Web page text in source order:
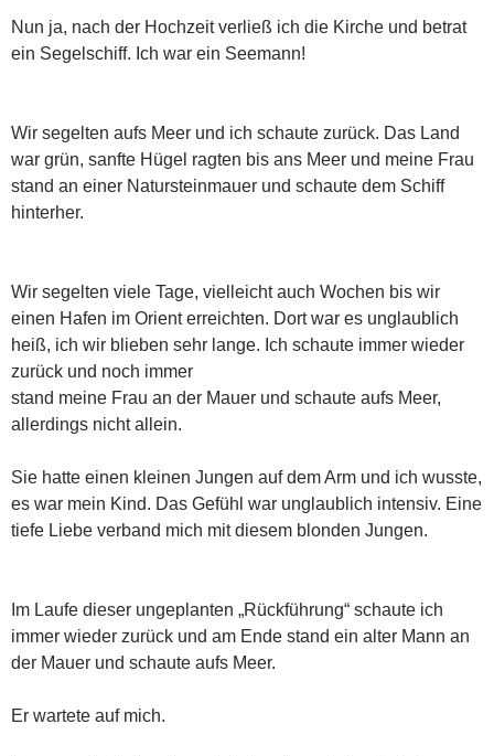
Nun ja, nach der Hochzeit verließ ich die Kirche und betrat
ein Segelschiff. Ich war ein Seemann!
Wir segelten aufs Meer und ich schaute zurück. Das Land
war grün, sanfte Hügel ragten bis ans Meer und meine Frau
stand an einer Natursteinmauer und schaute dem Schiff
hinterher.
Wir segelten viele Tage, vielleicht auch Wochen bis wir
einen Hafen im Orient erreichten. Dort war es unglaublich
heiß, ich wir blieben sehr lange. Ich schaute immer wieder
zurück und noch immer
stand meine Frau an der Mauer und schaute aufs Meer,
allerdings nicht allein.
Sie hatte einen kleinen Jungen auf dem Arm und ich wusste,
es war mein Kind. Das Gefühl war unglaublich intensiv. Eine
tiefe Liebe verband mich mit diesem blonden Jungen.
Im Laufe dieser ungeplanten „Rückführung“ schaute ich
immer wieder zurück und am Ende stand ein alter Mann an
der Mauer und schaute aufs Meer.
Er wartete auf mich.